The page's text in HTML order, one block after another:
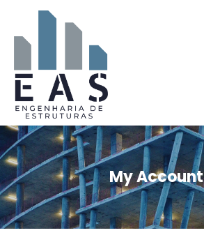
My Account